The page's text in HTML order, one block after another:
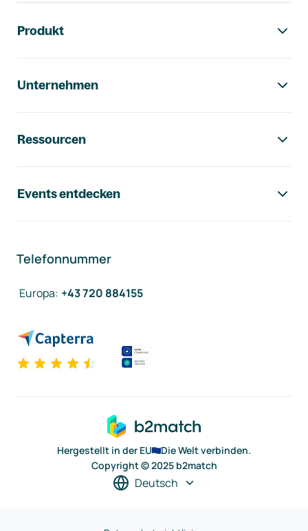
Produkt
Unternehmen
Ressourcen
Events entdecken
Telefonnummer
Europa: +43 720 884155
Hergestellt in der EU
Die Welt verbinden.
Copyright © 2025 b2match
Deutsch